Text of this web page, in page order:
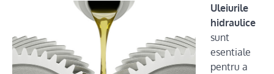
Uleiurile
hidraulice
sunt
esentiale
pentru a